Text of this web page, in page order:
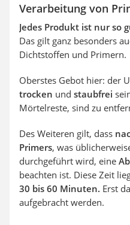
Verarbeitung von
Jedes Produkt ist nur so
Das gilt ganz besonders
Dichtstoffen und Primern.
Oberstes Gebot hier: der
trocken und staubfrei
Mörtelreste, sind zu
Des Weiteren gilt, dass
Primers, was
durchgeführt wird, eine
beachten ist. Diese Zeit
30 bis 60 Minuten. Erst
aufgebracht werden.